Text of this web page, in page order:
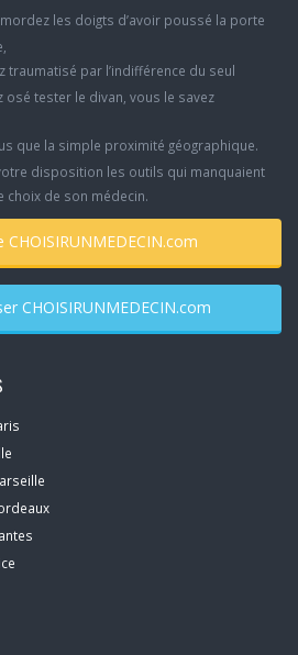
les doigts d’avoir poussé la porte
traumatisé par l’indifférence du seul
tester le divan, vous le savez
que la simple proximité géographique.
disposition les outils qui manquaient
choix de son médecin.
Le rôle de CHOISIRUNMEDECIN.com
Quand utiliser CHOISIRUNMEDECIN.com